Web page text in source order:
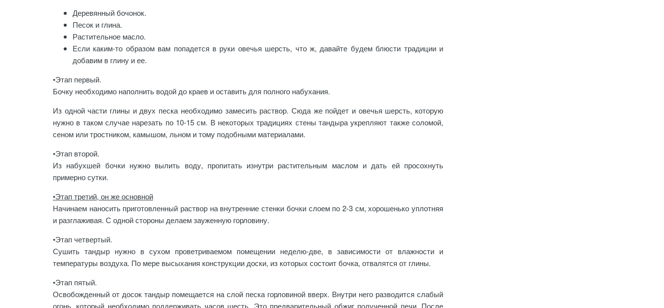
Деревянный бочонок.
Песок и глина.
Растительное масло.
Если каким-то образом вам попадется в руки овечья шерсть, что ж, давайте будем блюсти традиции и
добавим в глину и ее.
•Этап первый.
Бочку необходимо наполнить водой до краев и оставить для полного набухания.
Из одной части глины и двух песка необходимо замесить раствор. Сюда же пойдет и овечья шерсть, которую
нужно в таком случае нарезать по 10-15 см. В некоторых традициях стены тандыра укрепляют также соломой,
сеном или тростником, камышом, льном и тому подобными материалами.
•Этап второй.
Из набухшей бочки нужно вылить воду, пропитать изнутри растительным маслом и дать ей просохнуть
примерно сутки.
•Этап третий, он же основной
Начинаем наносить приготовленный раствор на внутренние стенки бочки слоем по 2-3 см, хорошенько уплотняя
и разглаживая. С одной стороны делаем зауженную горловину.
•Этап четвертый.
Сушить тандыр нужно в сухом проветриваемом помещении неделю-две, в зависимости от влажности и
температуры воздуха. По мере высыхания конструкции доски, из которых состоит бочка, отвалятся от глины.
•Этап пятый.
Освобожденный от досок тандыр помещается на слой песка горловиной вверх. Внутри него разводится слабый